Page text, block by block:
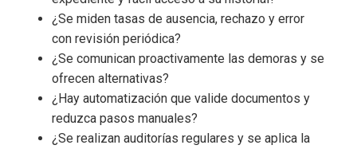
¿Se miden tasas de ausencia, rechazo y error
con revisión periódica?
¿Se comunican proactivamente las demoras y se
ofrecen alternativas?
¿Hay automatización que valide documentos y
reduzca pasos manuales?
¿Se realizan auditorías regulares y se aplica la